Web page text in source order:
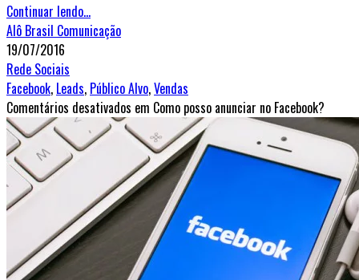
Continuar lendo...
Alô Brasil Comunicação
19/07/2016
Rede Sociais
Facebook, Leads, Público Alvo,Vendas
Comentários desativados em Como posso anunciar no Facebook?